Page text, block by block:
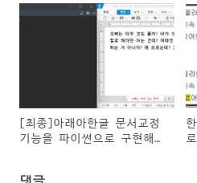
[최종]아래아한글 문서교정
기능을 파이썬으로 구현해보